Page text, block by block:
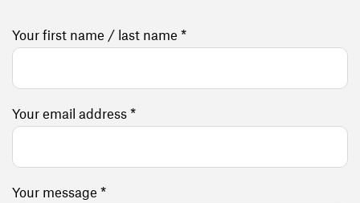
Your first name / last name *
Your email address *
Your message *